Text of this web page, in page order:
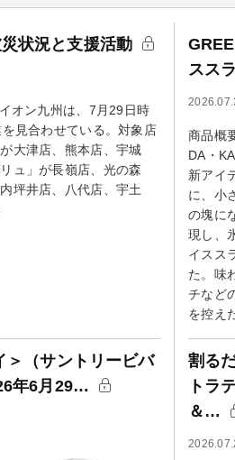
状況と支援活動
ン九州は、7月29日時
見合わせている。対象店
大津店、熊本店、宇城
ュ」が長嶺店、光の森
坪井店、八代店、宇土
スス
商品概
DA・
新アイ
に、小
の塊に
現し、
イスス
た。味
チなど
を控え
（サントリービバ
年6月29…
割る
トラ
＆…